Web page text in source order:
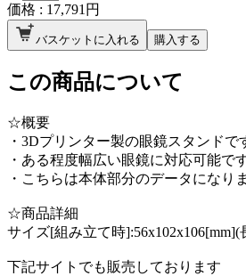
価格 : 17,791 円
バスケットに入れる 購入する
この商品について
☆概要
・3Dプリンター製の眼鏡スタンドで
・ある程度幅広い眼鏡に対応可能です
・こちらは本体部分のデータになり
☆商品詳細
サイズ[組み立て時]:56x102x106[mm](
下記サイトでも販売しております